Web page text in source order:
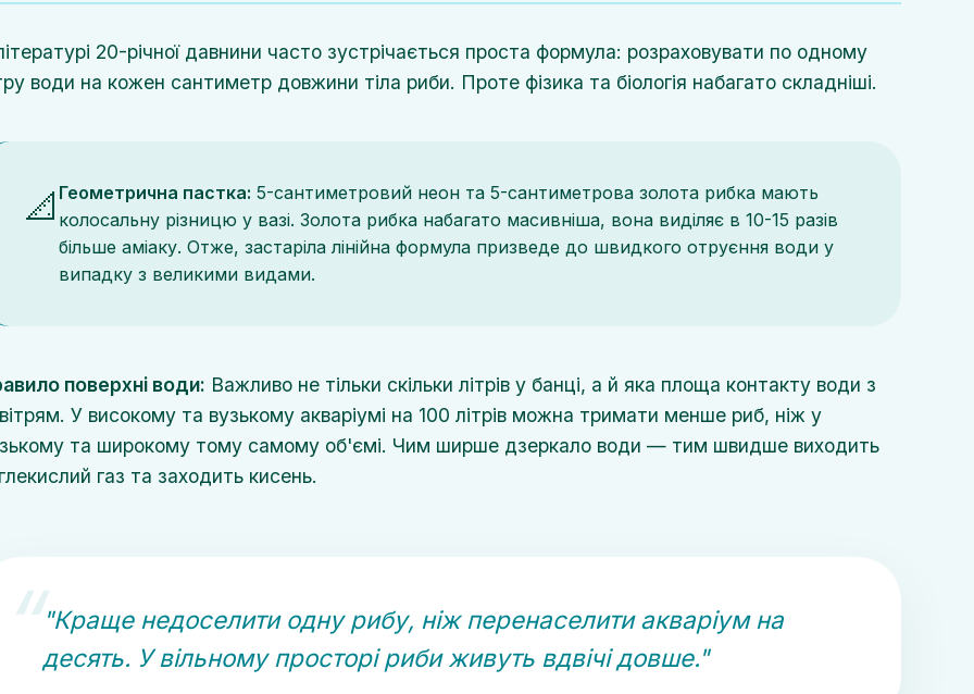
20-річної давнини часто зустрічається проста формула: розраховувати по одному
води на кожен сантиметр довжини тіла риби. Проте фізика та біологія набагато складніші.
📐 Геометрична пастка: 5-сантиметровий неон та 5-сантиметрова золота рибка мають
колосальну різницю у вазі. Золота рибка набагато масивніша, вона виділяє в 10-15 разів
більше аміаку. Отже, застаріла лінійна формула призведе до швидкого отруєння води у
випадку з великими видами.
поверхні води: Важливо не тільки скільки літрів у банці, а й яка площа контакту води з
У високому та вузькому акваріумі на 100 літрів можна тримати менше риб, ніж у
та широкому тому самому об'ємі. Чим ширше дзеркало води — тим швидше виходить
газ та заходить кисень.
"Краще недоселити одну рибу, ніж перенаселити акваріум на
десять. У вільному просторі риби живуть вдвічі довше."